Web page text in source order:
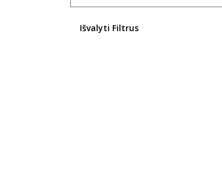
Išvalyti Filtrus